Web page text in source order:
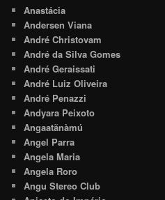
Anastácia
Andersen Viana
André Christovam
André da Silva Gomes
André Geraissati
André Luiz Oliveira
André Penazzi
Andyara Peixoto
Angaatãnàmú
Angel Parra
Angela Maria
Angela Roro
Angu Stereo Club